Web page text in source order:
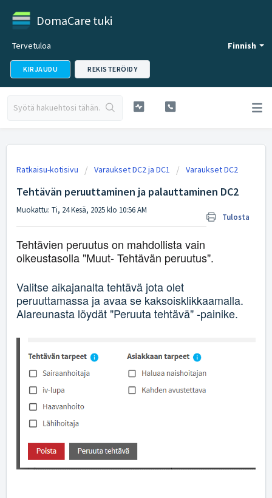
DomaCare tuki
Finnish
Tervetuloa
KIRJAUDU REKISTERÖIDY
Ratkaisu-kotisivu Varaukset DC2 ja DC1 Varaukset DC2
Tehtävän peruuttaminen ja palauttaminen DC2
Tulosta
Muokattu: Ti, 24 Kesä, 2025 klo 10:56 AM
Tehtävien peruutus on mahdollista vain
oikeustasolla "Muut- Tehtävän peruutus".
Valitse aikajanalta tehtävä jota olet
peruuttamassa ja avaa se kaksoisklikkaamalla.
Alareunasta löydät "Peruuta tehtävä" -painike.